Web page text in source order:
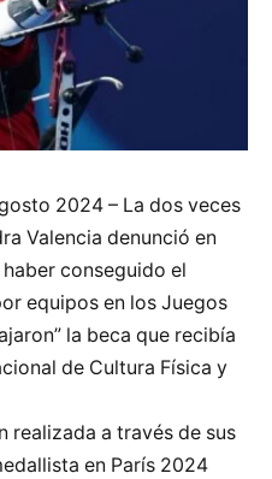
2024 – La dos veces
Valencia denunció en
conseguido el
equipos en los Juegos
la beca que recibía
de Cultura Física y
realizada a través de sus
en París 2024